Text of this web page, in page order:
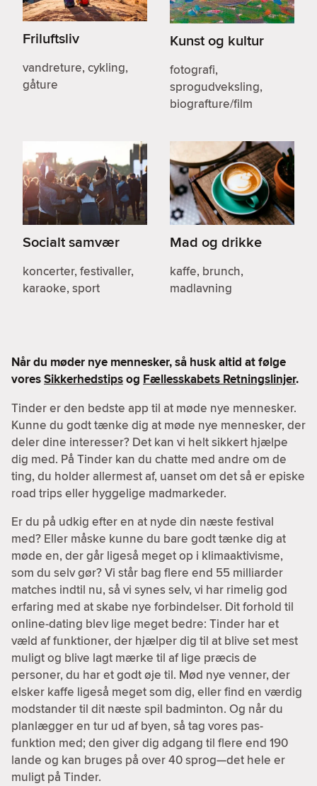
Friluftsliv
vandreture, cykling,
gåture
Kunst og kultur
fotografi,
sprogudveksling,
biografture/film
Socialt samvær
koncerter, festivaller,
karaoke, sport
Mad og drikke
kaffe, brunch,
madlavning
Når du møder nye mennesker, så husk altid at følge
voresSikkerhedstipsog Fællesskabets Retningslinjer.
Tinder er den bedste app til at møde nye mennesker.
Kunne du godt tænke dig at møde nye mennesker, der
deler dine interesser? Det kan vi helt sikkert hjælpe
dig med. På Tinder kan du chatte med andre om de
ting, du holder allermest af, uanset om det så er episke
road trips eller hyggelige madmarkeder.
Er du på udkig efter en at nyde din næste festival
med? Eller måske kunne du bare godt tænke dig at
møde en, der går ligeså meget op i klimaaktivisme,
som du selv gør? Vi står bag flere end 55 milliarder
matches indtil nu, så vi synes selv, vi har rimelig god
erfaring med at skabe nye forbindelser. Dit forhold til
online-dating blev lige meget bedre: Tinder har et
væld af funktioner, der hjælper dig til at blive set mest
muligt og blive lagt mærke til af lige præcis de
personer, du har et godt øje til. Mød nye venner, der
elsker kaffe ligeså meget som dig, eller find en værdig
modstander til dit næste spil badminton. Og når du
planlægger en tur ud af byen, så tag vores pas-
funktion med; den giver dig adgang til flere end 190
lande og kan bruges på over 40 sprog—det hele er
muligt på Tinder.